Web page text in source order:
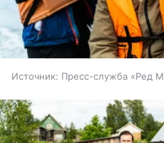
Источник: Пресс-служба «Ред